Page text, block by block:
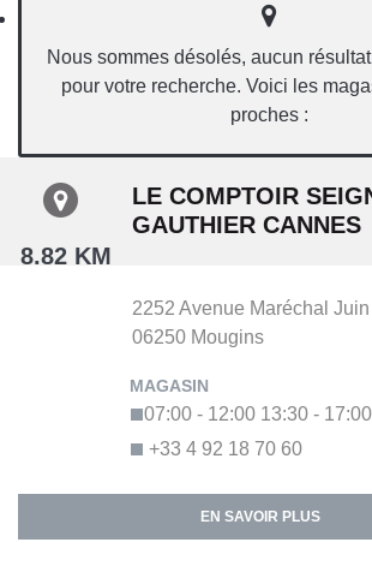
Nous sommes désolés, aucun
pour votre recherche. Voici les
proches :
8.82 KM
LE COMPTOIR
GAUTHIER CANNES
2252 Avenue Maréchal Juin
06250 Mougins
+33 4 92 18 70 60
07:00 - 12:00 13:30 - 17:00
EN SAVOIR PLUS